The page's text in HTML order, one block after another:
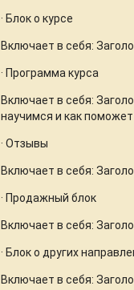
· Блок о курсе
Включает в себя:
· Программа курса
Включает в себя:
научимся и как
· Отзывы
Включает в себя:
· Продажный блок
Включает в себя:
· Блок о других
Включает в себя: